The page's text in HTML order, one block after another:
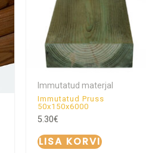
Immutatud materjal
Immutatud Pruss
50x150x6000
5.30€
LISA KORVI